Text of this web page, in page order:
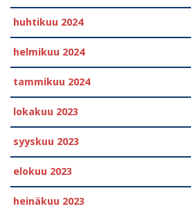
huhtikuu 2024
helmikuu 2024
tammikuu 2024
lokakuu 2023
syyskuu 2023
elokuu 2023
heinäkuu 2023